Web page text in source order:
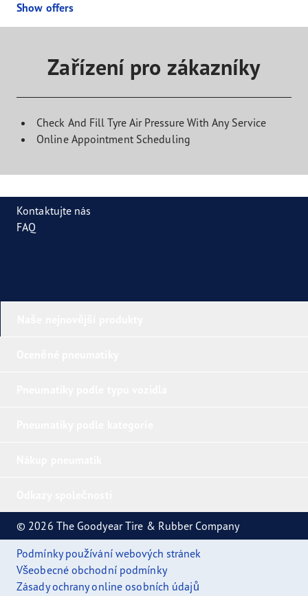
Show offers
Zařízení pro zákazníky
Check And Fill Tyre Air Pressure With Any Service
Online Appointment Scheduling
Kontaktujte nás
FAQ
© 2026 The Goodyear Tire & Rubber Company
Podmínky používání webových stránek
Všeobecné obchodní podmínky
Zásady ochrany online osobních údajů